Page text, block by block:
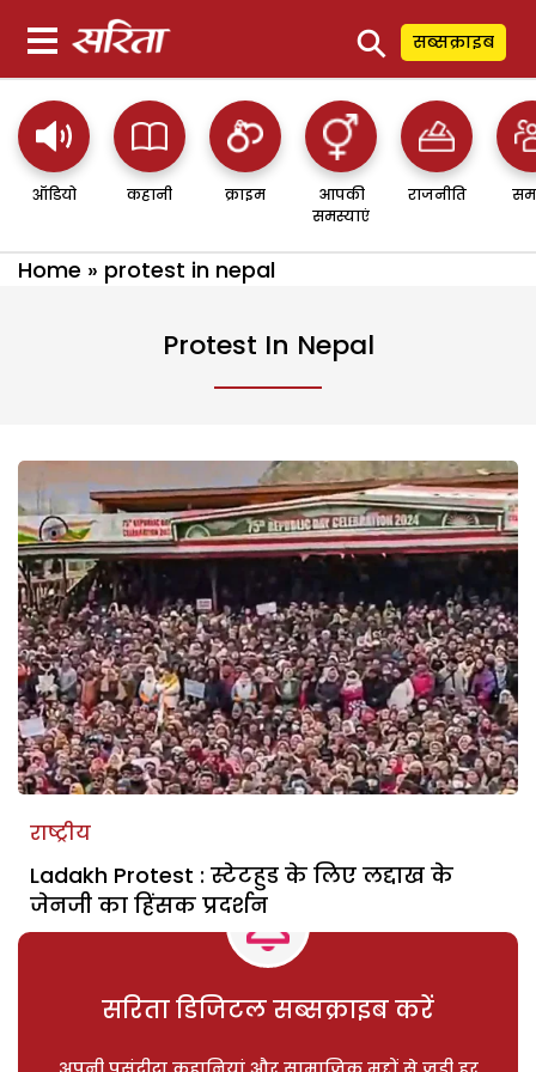
⚲ सब्सक्राइब
ऑडियो कहानी क्राइम
आपकी
समस्याएं
राजनीति
Home » protest in nepal
Protest In Nepal
राष्ट्रीय
Ladakh Protest : स्टेटहुड के लिए लद्दाख के
जेनजी का हिंसक प्रदर्शन
सरिता डिजिटल सब्सक्राइब करें